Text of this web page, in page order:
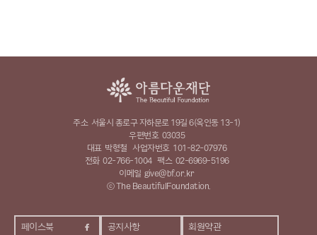
페이스북 공지사항 회원약관
주소 서울시 종로구 자하문로 19길 6(옥인동 13-1)
우편번호 03035
대표 박형철 사업자번호 101-82-07976
전화 02-766-1004 팩스 02-6969-5196
이메일 give@bf.or.kr
ⓒ The BeautifulFoundation.